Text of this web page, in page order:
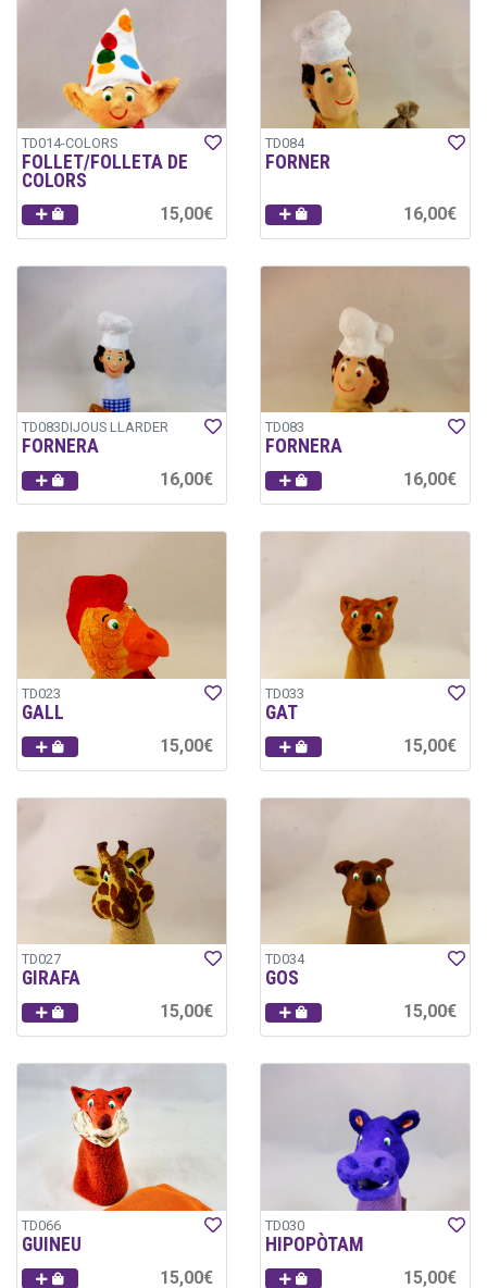
TD014-COLORS
FOLLET/FOLLETA DE
COLORS
15,00€
TD084
FORNER
16,00€
TD083DIJOUS LLARDER
FORNERA
16,00€
TD083
FORNERA
16,00€
TD023
GALL
15,00€
TD033
GAT
15,00€
TD027
GIRAFA
15,00€
TD034
GOS
15,00€
TD066
GUINEU
15,00€
TD030
HIPOPÒTAM
15,00€